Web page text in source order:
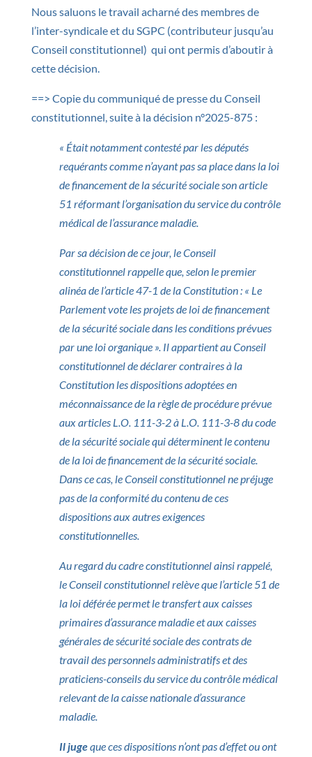
Nous saluons le travail acharné des membres de
l’inter-syndicale et du SGPC (contributeur jusqu’au
Conseil constitutionnel) qui ont permis d’aboutir à
cette décision.
==> Copie du communiqué de presse du Conseil
constitutionnel, suite à la décision n°2025-875 :
« Était notamment contesté par les députés
requérants comme n’ayant pas sa place dans la loi
de financement de la sécurité sociale son article
51 réformant l’organisation du service du contrôle
médical de l’assurance maladie.
Par sa décision de ce jour, le Conseil
constitutionnel rappelle que, selon le premier
alinéa de l’article 47-1 de la Constitution : « Le
Parlement vote les projets de loi de financement
de la sécurité sociale dans les conditions prévues
par une loi organique ». Il appartient au Conseil
constitutionnel de déclarer contraires à la
Constitution les dispositions adoptées en
méconnaissance de la règle de procédure prévue
aux articles L.O. 111-3-2 à L.O. 111-3-8 du code
de la sécurité sociale qui déterminent le contenu
de la loi de financement de la sécurité sociale.
Dans ce cas, le Conseil constitutionnel ne préjuge
pas de la conformité du contenu de ces
dispositions aux autres exigences
constitutionnelles.
Au regard du cadre constitutionnel ainsi rappelé,
le Conseil constitutionnel relève que l’article 51 de
la loi déférée permet le transfert aux caisses
primaires d’assurance maladie et aux caisses
générales de sécurité sociale des contrats de
travail des personnels administratifs et des
praticiens-conseils du service du contrôle médical
relevant de la caisse nationale d’assurance
maladie.
Il jugeque ces dispositions n’ont pas d’effet ou ont